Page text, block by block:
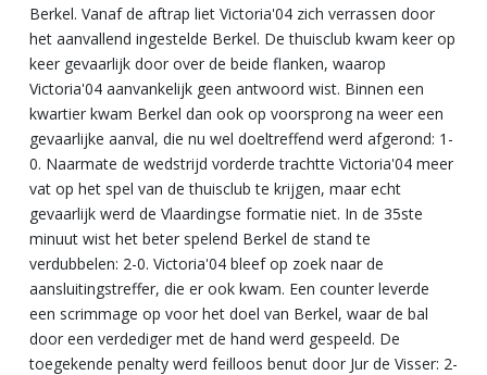
Berkel. Vanaf de aftrap liet Victoria'04 zich verrassen door
het aanvallend ingestelde Berkel. De thuisclub kwam keer op
keer gevaarlijk door over de beide flanken, waarop
Victoria'04 aanvankelijk geen antwoord wist. Binnen een
kwartier kwam Berkel dan ook op voorsprong na weer een
gevaarlijke aanval, die nu wel doeltreffend werd afgerond: 1-
0. Naarmate de wedstrijd vorderde trachtte Victoria'04 meer
vat op het spel van de thuisclub te krijgen, maar echt
gevaarlijk werd de Vlaardingse formatie niet. In de 35ste
minuut wist het beter spelend Berkel de stand te
verdubbelen: 2-0. Victoria'04 bleef op zoek naar de
aansluitingstreffer, die er ook kwam. Een counter leverde
een scrimmage op voor het doel van Berkel, waar de bal
door een verdediger met de hand werd gespeeld. De
toegekende penalty werd feilloos benut door Jur de Visser: 2-